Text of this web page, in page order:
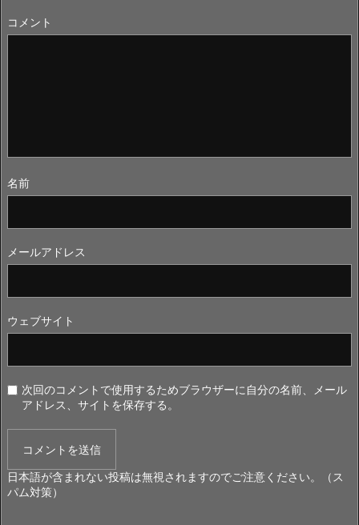
コメント
名前
メールアドレス
ウェブサイト
次回のコメントで使用するためブラウザーに自分の名前、メール
アドレス、サイトを保存する。
日本語が含まれない投稿は無視されますのでご注意ください。（ス
パム対策）